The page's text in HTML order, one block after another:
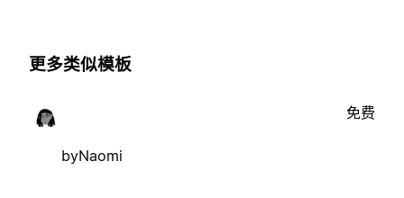
更多类似模板
byNaomi
免费